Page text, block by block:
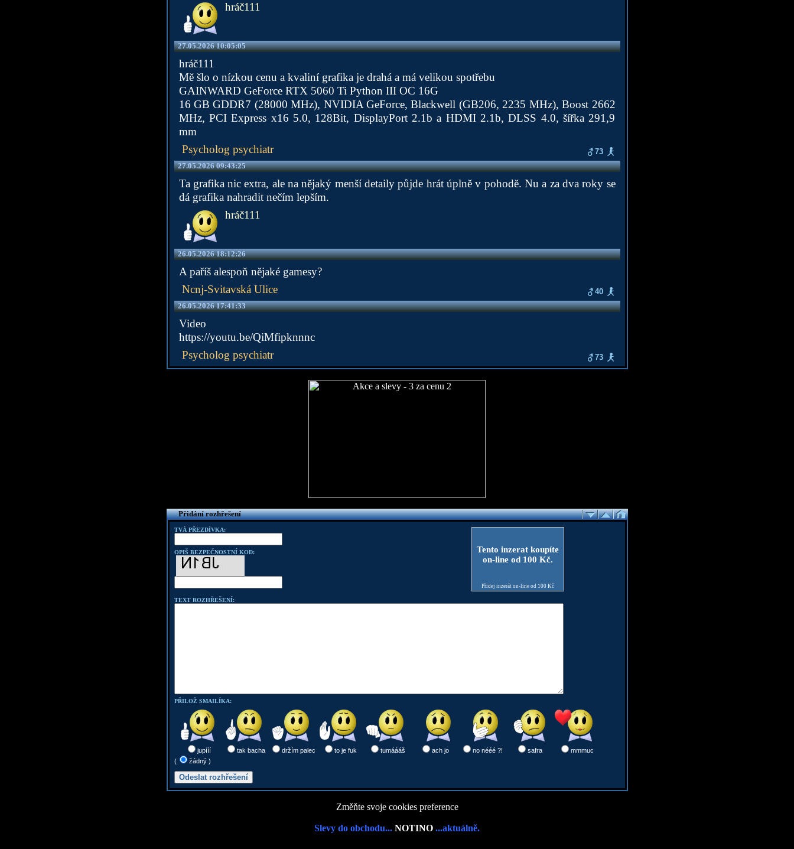
hráč111
27.05.2026 10:05:05
hráč111
Mě šlo o nízkou cenu a kvaliní grafika je drahá a má velikou spotřebu
GAINWARD GeForce RTX 5060 Ti Python III OC 16G
16 GB GDDR7 (28000 MHz), NVIDIA GeForce, Blackwell (GB206, 2235 MHz), Boost 2662
MHz, PCI Express x16 5.0, 128Bit, DisplayPort 2.1b a HDMI 2.1b, DLSS 4.0, šířka 291,9
mm
Psycholog psychiatr
73
27.05.2026 09:43:25
Ta grafika nic extra, ale na nějaký menší detaily půjde hrát úplně v pohodě. Nu a za dva roky se
dá grafika nahradit nečím lepším.
hráč111
26.05.2026 18:12:26
A paříš alespoň nějaké gamesy?
Ncnj-Svitavská Ulice
40
26.05.2026 17:41:33
Video
https://youtu.be/QiMfipknnnc
Psycholog psychiatr
73
Přidání rozhřešení
TVÁ PŘEZDÍVKA:
OPIŠ BEZPEČNOSTNÍ KOD:
Tento inzerat koupíte
on-line od 100 Kč.
Přidej inzerát on-line od 100 Kč
TEXT ROZHŘEŠENÍ:
PŘILOŽ SMAILÍKA:
jupííí tak bacha držím palec to je fuk tumáááš ach jo no nééé ?! safra
mmmuc
(
žádný )
Změňte svoje cookies preference
Slevy do obchodu... NOTINO ...aktuálně.